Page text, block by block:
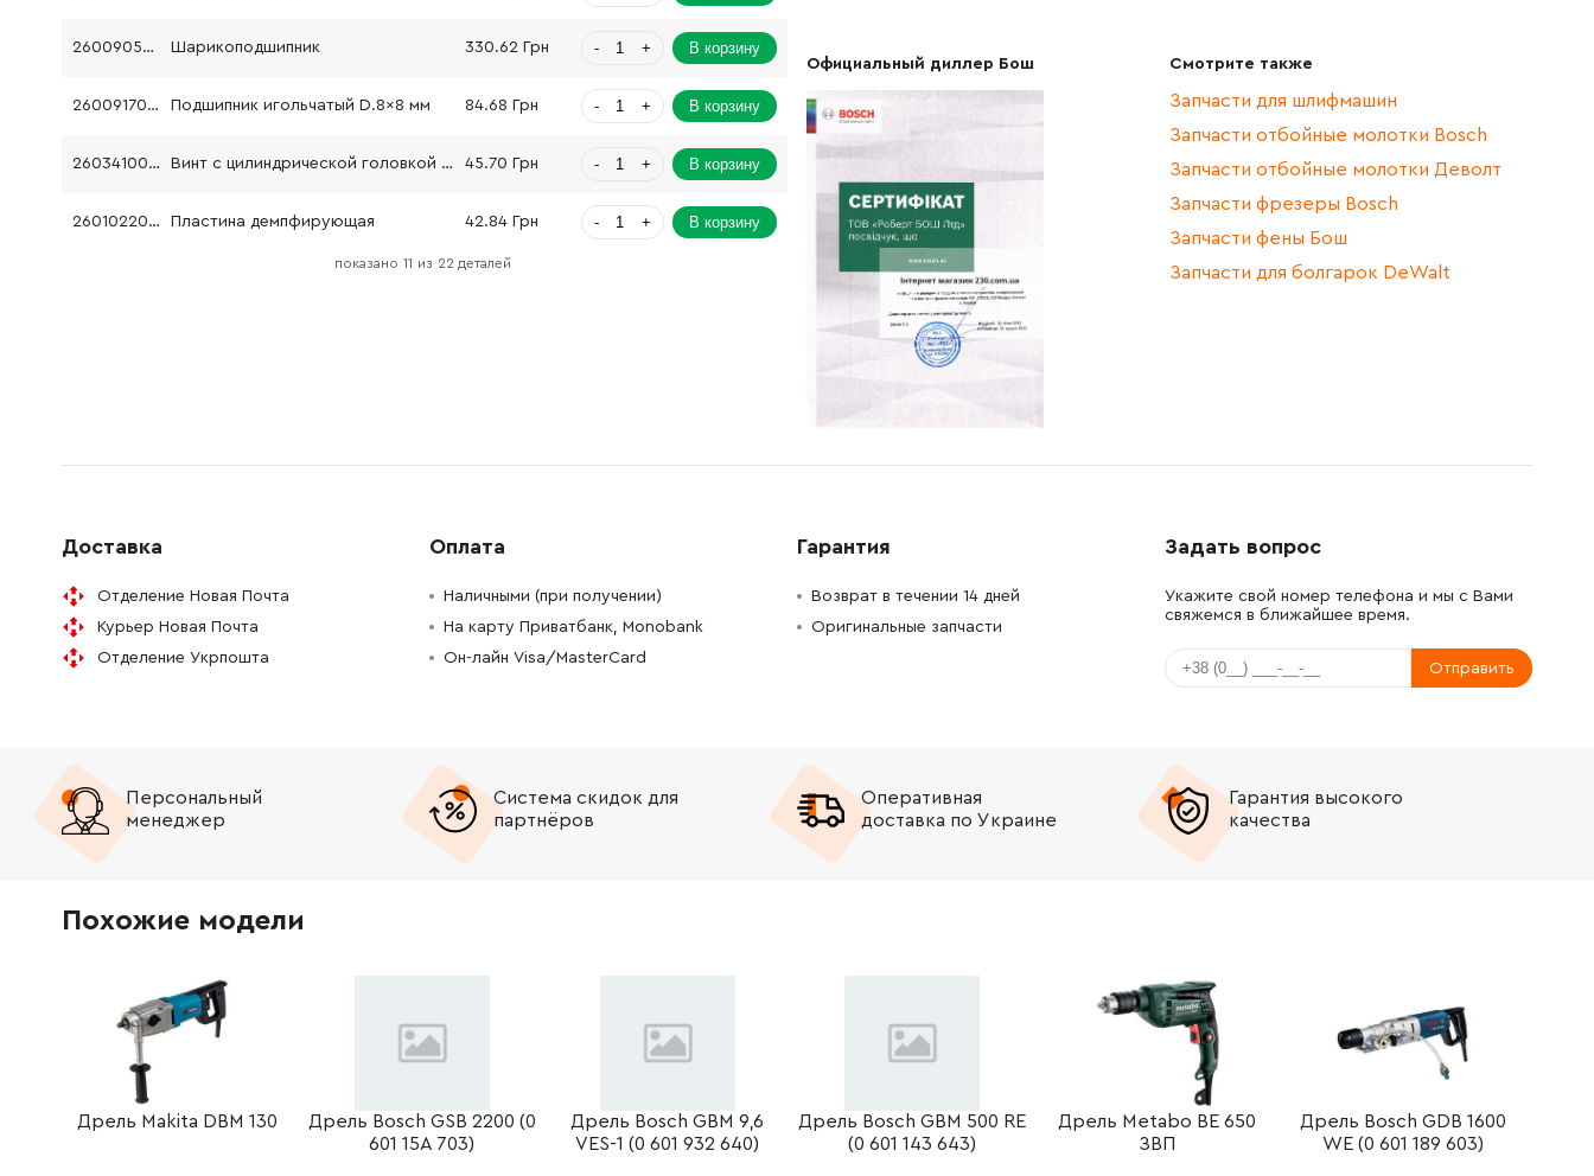
2600905046 Шарикоподшипник 330.62 Грн - + В корзину
2600917003 Подшипник игольчатый D.8x8 мм 84.68 Грн - + В корзину
2603410001 Винт с цилиндрической головкой M3x6.5-4.8 45.70 Грн - + В корзину
2601022000 Пластина демпфирующая 42.84 Грн - + В корзину
2910611007 Винт самонарезающий 26.88 Грн - + В корзину
2910611020 Винт самонарезающий ST3.9x19-C-H DIN 7981 45.70 Грн - +
2910611006 45.70 Грн
показано 11 из 22 деталей
Официальный диллер Бош Смотрите также
Запчасти для шлифмашин
Запчасти отбойные молотки Bosch
Запчасти отбойные молотки Деволт
Запчасти фрезеры Bosch
Запчасти фены Бош
Запчасти для болгарок DeWalt
Доставка
Отделение Новая Почта
Курьер Новая Почта
Отделение Укрпошта
Оплата
Наличными (при получении)
На карту Приватбанк, Monobank
Он-лайн Visa/MasterCard
Гарантия
Возврат в течении 14 дней
Оригинальные запчасти
Задать вопрос
Укажите свой номер телефона и мы с Вами
свяжемся в ближайшее время.
Отправить
Персональный
менеджер
Система скидок для
партнёров
Оперативная
доставка по Украине
Гарантия высокого
качества
Похожие модели
Дрель Makita DBM 130
Дрель Bosch GSB 2200 (0
601 15A 703)
Дрель Bosch GBM 9,6
VES-1 (0 601 932 640)
Дрель Bosch GBM 500 RE
(0 601 143 643)
Дрель Metabo BE 650
ЗВП
Дрель Bosch GDB 1600
WE (0 601 189 603)